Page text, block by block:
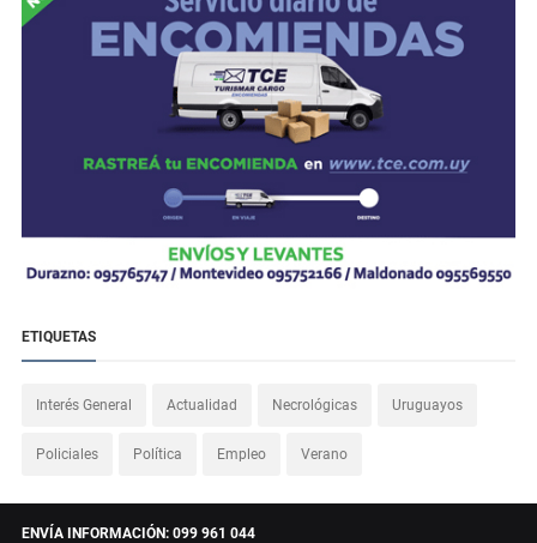
ETIQUETAS
Interés General Actualidad Necrológicas Uruguayos
Policiales Política Empleo Verano
ENVÍA INFORMACIÓN: 099 961 044